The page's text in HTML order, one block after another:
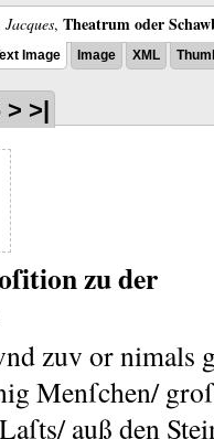
Jacques, Theatrum oder
Image Image XML
> >|
zu der
zuv or nimals
Menſchen/
auß den